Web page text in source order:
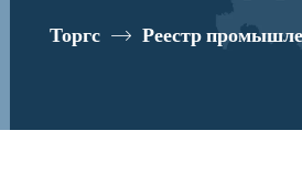
жарочным
ПЭ-0,54ШП
Торгс Реестр